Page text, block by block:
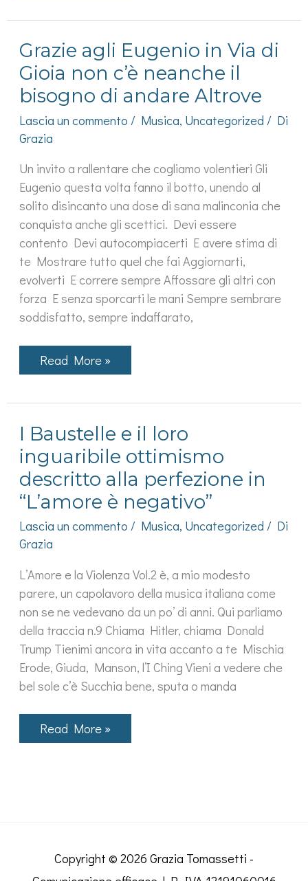
Gazzelle:
rock
ma
una
coraggiosa
Grazie agli Eugenio in Via di
Gioia non c’è neanche il
bisogno di andare Altrove
Lascia un commento / Musica, Uncategorized / Di
Grazia
Un invito a rallentare che cogliamo volentieri Gli
Eugenio questa volta fanno il botto, unendo al
solito disincanto una dose di sana malinconia che
conquista anche gli scettici. Devi essere
contento Devi autocompiacerti E avere stima di
te Mostrare tutto quel che fai Aggiornarti,
evolverti E correre sempre Affossare gli altri con
forza E senza sporcarti le mani Sempre sembrare
soddisfatto, sempre indaffarato,
Grazie
agli
Via
Gioia
non
c’è
neanche
il
bisogno
di
andare
Altrove
Read More »
I Baustelle e il loro
inguaribile ottimismo
descritto alla perfezione in
“L’amore è negativo”
Lascia un commento / Musica, Uncategorized / Di
Grazia
L’Amore e la Violenza Vol.2 è, a mio modesto
parere, un capolavoro della musica italiana come
non se ne vedevano da un po’ di anni. Qui parliamo
della traccia n.9 Chiama Hitler, chiama Donald
Trump Tienimi ancora in vita accanto a te Mischia
Erode, Giuda, Manson, l’I Ching Vieni a vedere che
bel sole c’è Succhia bene, sputa o manda
I
Baustelle
“L’amore
è
Read More »
Copyright © 2026 Grazia Tomassetti -